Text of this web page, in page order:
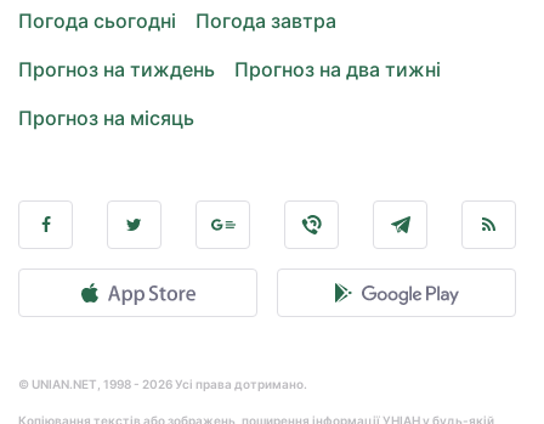
Погода сьогодні
Погода завтра
Прогноз на тиждень
Прогноз на два тижні
Прогноз на місяць
© UNIAN.NET, 1998 - 2026 Усі права дотримано.
Копіювання текстів або зображень, поширення інформації УНІАН у будь-якій